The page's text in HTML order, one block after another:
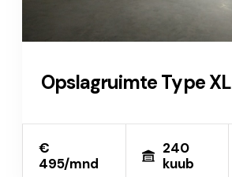
Opslagruimte Type XL
€
495/mnd
240
kuub